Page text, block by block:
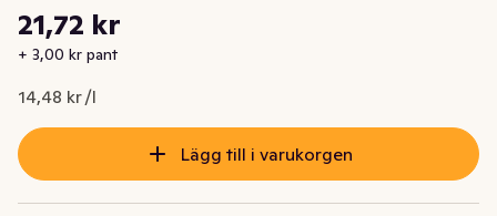
Nuvarande pris är: 21,72 kr
21,72 kr
+ 3,00 kr pant
14,48 kr /l
Styckpris: 14,48 kr /l
Lägg till i varukorgen